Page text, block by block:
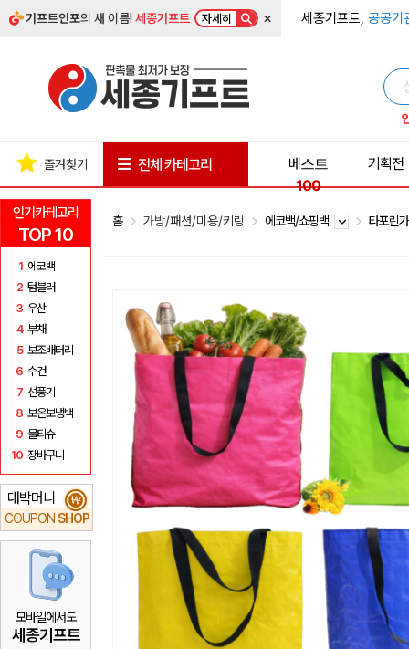
기프트인포의 새 이름!세종기프트 자세히 × 세종기프트, 공공기
인기카테고리
TOP 10
1 에코백
2 텀블러
3 우산
4 부채
5 보조배터리
6 수건
7 선풍기
8 보온보냉백
9 물티슈
10 장바구니
대박머니
COUPON SHOP
₩
모바일에서도
세종기프트
즐겨찾기 전체 카테고리
베스트
100
기획전
홈 가방/패션/미용/키링 에코백/쇼핑백 타포린